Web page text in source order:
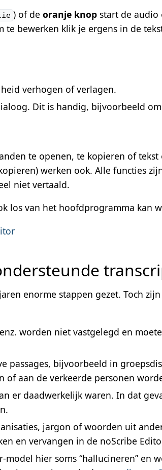
) of deoranje knop start de
te bewerken klik je ergens in de
verhogen of verlagen.
Dit is handig, bijvoorbeeld
te openen, te kopieren of tekst
werken ook. Alle functies
niet vertaald.
los van het hoofdprogramma kan
enorme stappen gezet. Toch
worden niet vastgelegd en
passages, bijvoorbeeld in
aan de verkeerde personen
er daadwerkelijk waren. In dat
jargon of woorden uit
en vervangen in de noScribe
hier soms “hallucineren” en